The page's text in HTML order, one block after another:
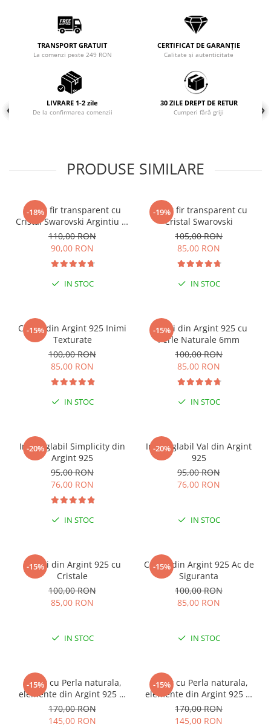
Coliere cu mărgele colorate și
Coliere cu pietre semiprețioase
TRANSPORT GRATUIT
La comenzi peste 249 RON
CERTIFICAT DE GARANȚIE
Calitate și autenticitate
LIVRARE 1-2 zile
De la confirmarea comenzii
30 ZILE DREPT DE RETUR
Cumperi fără griji
PRODUSE SIMILARE
-18%
Colier fir transparent cu
Cristal Swarovski Argintiu in
Caseta din Argint 925
110,00 RON
90,00 RON
IN STOC
-19%
Colier fir transparent cu
Cristal Swarovski
105,00 RON
85,00 RON
IN STOC
-15%
Cercei din Argint 925 Inimi
Texturate
100,00 RON
85,00 RON
IN STOC
-15%
Cercei din Argint 925 cu
Perle Naturale 6mm
100,00 RON
85,00 RON
IN STOC
-20%
Inel reglabil Simplicity din
Argint 925
95,00 RON
76,00 RON
IN STOC
-20%
Inel reglabil Val din Argint
925
95,00 RON
76,00 RON
IN STOC
-15%
Cercei din Argint 925 cu
Cristale
100,00 RON
85,00 RON
IN STOC
-15%
Cercei din Argint 925 Ac de
Siguranta
100,00 RON
85,00 RON
IN STOC
-15%
Colier cu Perla naturala,
elemente din Argint 925 si
margele Miyuki, multicolor
170,00 RON
145,00 RON
-15%
Colier cu Perla naturala,
elemente din Argint 925 si
margele Miyuki, verde/kiwi
170,00 RON
145,00 RON